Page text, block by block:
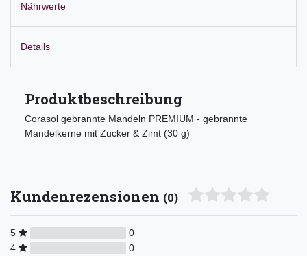
Nährwerte
Details
Produktbeschreibung
Corasol gebrannte Mandeln PREMIUM - gebrannte
Mandelkerne mit Zucker & Zimt (30 g)
Kundenrezensionen (0)
5
0
4
0